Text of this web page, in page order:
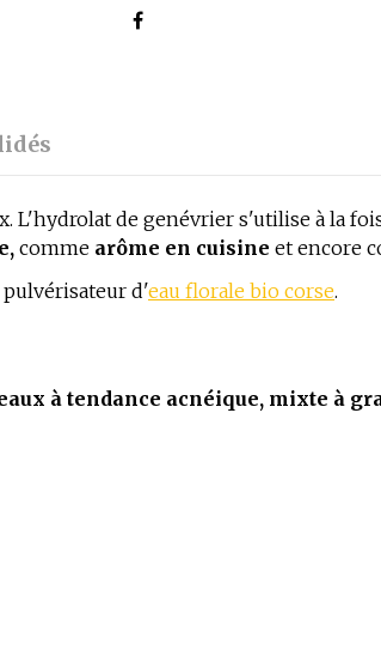
L'hydrolat de genévrier s'utilise à la
comme arôme en cuisine et encore
d'eau florale bio corse.
à tendance acnéique, mixte à